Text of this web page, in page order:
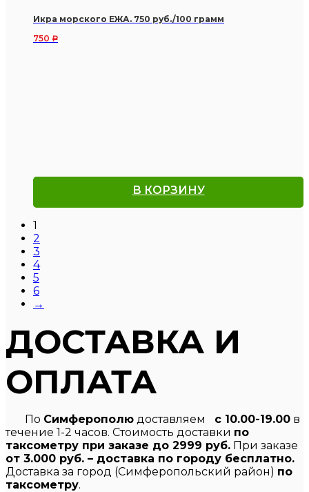
Икра морского ЕЖА. 750 руб./100 грамм
750
Р
В КОРЗИНУ
1
2
3
4
5
6
→
ДОСТАВКА И
ОПЛАТА
По Симферополю доставляем с 10.00-19.00 в
течение 1-2 часов. Стоимость доставки по
таксометру при заказе до 2999 руб. При заказе
от 3.000 руб. – доставка по городу бесплатно.
Доставка за город (Симферопольский район) по
таксометру.